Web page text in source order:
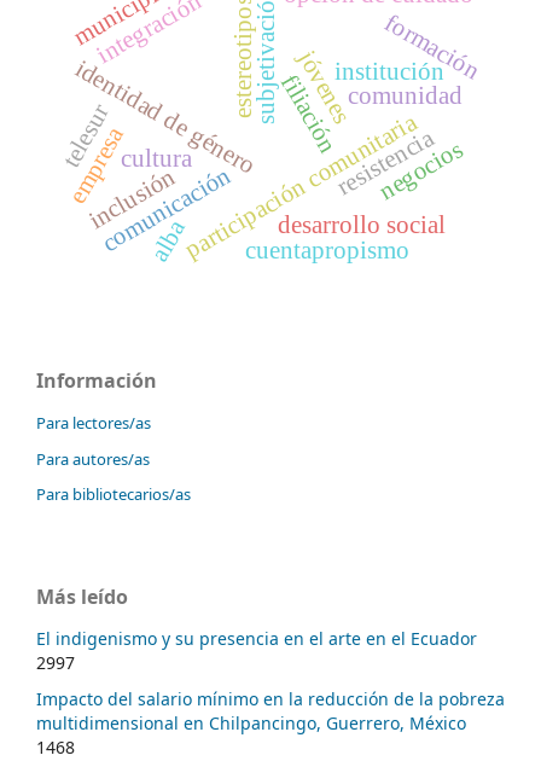
identidad de género
comunicación
estereotipos
cultura
inclusiónparticipación comunitaria
jóvenes
desarrollo social
comunidad
resistencia
institución
subjetivación
cuentapropismo
negocios
formación
empresa
alba
telesur
integración
filiación
Información
Para lectores/as
Para autores/as
Para bibliotecarios/as
Más leído
El indigenismo y su presencia en el arte en el Ecuador
2997
Impacto del salario mínimo en la reducción de la pobreza
multidimensional en Chilpancingo, Guerrero, México
1468